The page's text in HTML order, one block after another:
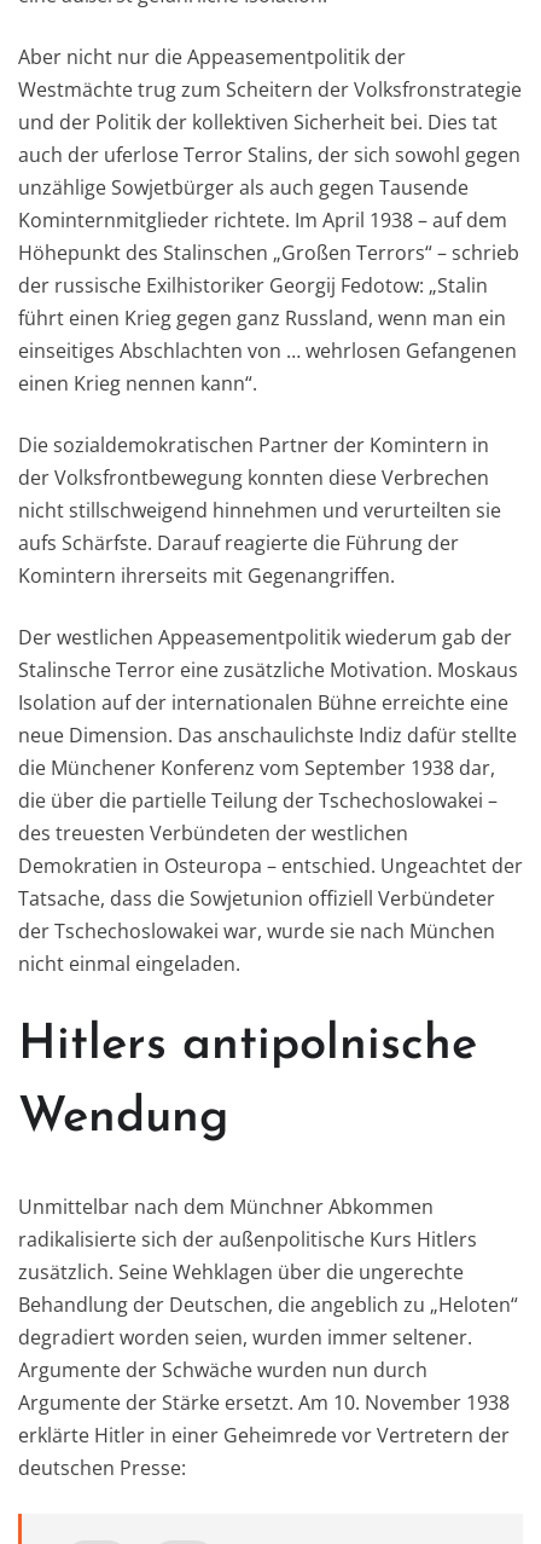
Aber nicht nur die Appeasementpolitik der
Westmächte trug zum Scheitern der Volksfronstrategie
und der Politik der kollektiven Sicherheit bei. Dies tat
auch der uferlose Terror Stalins, der sich sowohl gegen
unzählige Sowjetbürger als auch gegen Tausende
Kominternmitglieder richtete. Im April 1938 – auf dem
Höhepunkt des Stalinschen „Großen Terrors“ – schrieb
der russische Exilhistoriker Georgij Fedotow: „Stalin
führt einen Krieg gegen ganz Russland, wenn man ein
einseitiges Abschlachten von … wehrlosen Gefangenen
einen Krieg nennen kann“.
Die sozialdemokratischen Partner der Komintern in
der Volksfrontbewegung konnten diese Verbrechen
nicht stillschweigend hinnehmen und verurteilten sie
aufs Schärfste. Darauf reagierte die Führung der
Komintern ihrerseits mit Gegenangriffen.
Der westlichen Appeasementpolitik wiederum gab der
Stalinsche Terror eine zusätzliche Motivation. Moskaus
Isolation auf der internationalen Bühne erreichte eine
neue Dimension. Das anschaulichste Indiz dafür stellte
die Münchener Konferenz vom September 1938 dar,
die über die partielle Teilung der Tschechoslowakei –
des treuesten Verbündeten der westlichen
Demokratien in Osteuropa – entschied. Ungeachtet der
Tatsache, dass die Sowjetunion offiziell Verbündeter
der Tschechoslowakei war, wurde sie nach München
nicht einmal eingeladen.
Hitlers antipolnische
Wendung
Unmittelbar nach dem Münchner Abkommen
radikalisierte sich der außenpolitische Kurs Hitlers
zusätzlich. Seine Wehklagen über die ungerechte
Behandlung der Deutschen, die angeblich zu „Heloten“
degradiert worden seien, wurden immer seltener.
Argumente der Schwäche wurden nun durch
Argumente der Stärke ersetzt. Am 10. November 1938
erklärte Hitler in einer Geheimrede vor Vertretern der
deutschen Presse: